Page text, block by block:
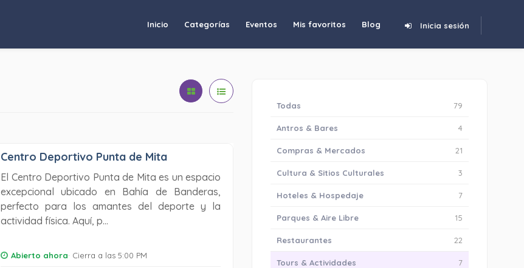
Inicia sesión
Inicio Categorías Eventos Mis favoritos Blog
Centro Deportivo Punta de Mita
El Centro Deportivo Punta de Mita es un espacio
excepcional ubicado en Bahía de Banderas,
perfecto para los amantes del deporte y la
actividad física. Aquí, p...
Abierto ahora· Cierra a las 5:00 PM
Todas 79
Antros & Bares 4
Compras & Mercados 21
Cultura & Sitios Culturales 3
Hoteles & Hospedaje 7
Parques & Aire Libre 15
Restaurantes 22
Tours & Actividades 7